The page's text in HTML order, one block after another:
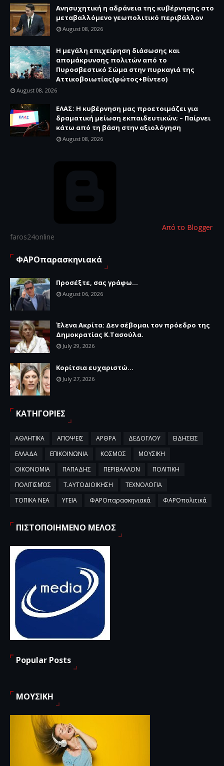
Ανησυχητική η αδράνεια της κυβέρνησης στο
μεταβαλλόμενο γεωπολιτικό περιβάλλον
August 08, 2026
Η μεγάλη επιχείρηση διάσωσης και
απομάκρυνσης πολιτών από το
Πυροσβεστικό Σώμα στην πυρκαγιά της
Αττικοβοιωτίας(φώτος+Βίντεο)
August 08, 2026
ΕΛΑΣ: Η κυβέρνηση μας προετοιμάζει για
δραματική μείωση εκπαιδευτικών; – Παίρνει
κάτω από τη βάση στην αξιολόγηση
August 08, 2026
Από το Blogger
faros24online
ΦΑΡΟπαρασκηνιακά
Προσέξτε, σας γράφω...
August 06, 2026
Έλενα Ακρίτα: Δεν σέβομαι τον πρόεδρο της
Δημοκρατίας Κ.Τασούλα.
July 29, 2026
Κορίτσια ευχαριστώ...
July 27, 2026
ΚΑΤΗΓΟΡΙΕΣ
ΑΘΛΗΤΙΚΑ ΑΠΟΨΕΙΣ ΑΡΘΡΑ ΔΕΔΟΓΛΟΥ
ΕΙΔΗΣΕΙΣ
ΕΛΛΑΔΑ
ΕΠΙΚΟΙΝΩΝΙΑ ΚΟΣΜΟΣ
ΜΟΥΣΙΚΗ
ΟΙΚΟΝΟΜΙΑ
ΠΑΠΑΔΗΣ ΠΕΡΙΒΑΛΛΟΝ
ΠΟΛΙΤΙΚΗ
ΠΟΛΙΤΙΣΜΌΣ
Τ.ΑΥΤΟΔΙΟΙΚΗΣΗ
ΤΕΧΝΟΛΟΓΙΑ
ΤΟΠΙΚΑ ΝΕΑ
ΥΓΕΙΑ ΦΑΡΟπαρασκηνιακά ΦΑΡΟπολιτικά
ΠΙΣΤΟΠΟΙΗΜΕΝΟ ΜΕΛΟΣ
Popular Posts
ΜΟΥΣΙΚΗ